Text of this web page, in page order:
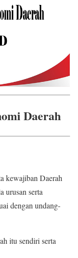
Daerah
kewajiban Daerah
urusan serta
dengan undang-
itu sendiri serta